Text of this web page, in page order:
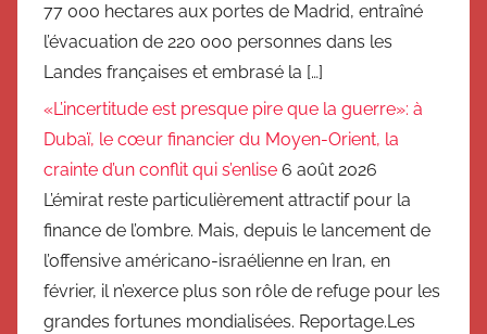
77 000 hectares aux portes de Madrid, entraîné
l’évacuation de 220 000 personnes dans les
Landes françaises et embrasé la […]
«L’incertitude est presque pire que la guerre»: à
Dubaï, le cœur financier du Moyen-Orient, la
crainte d’un conflit qui s’enlise 6 août 2026
L’émirat reste particulièrement attractif pour la
finance de l’ombre. Mais, depuis le lancement de
l’offensive américano-israélienne en Iran, en
février, il n’exerce plus son rôle de refuge pour les
grandes fortunes mondialisées. Reportage.Les